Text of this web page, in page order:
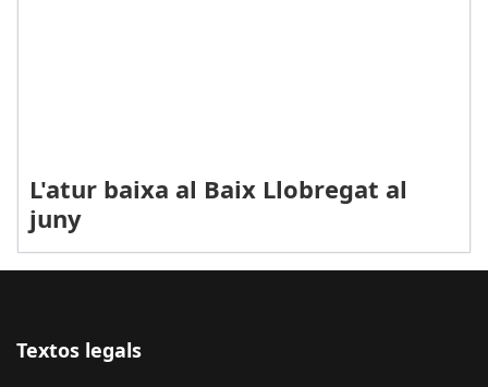
L'atur baixa al Baix Llobregat al
juny
Textos legals